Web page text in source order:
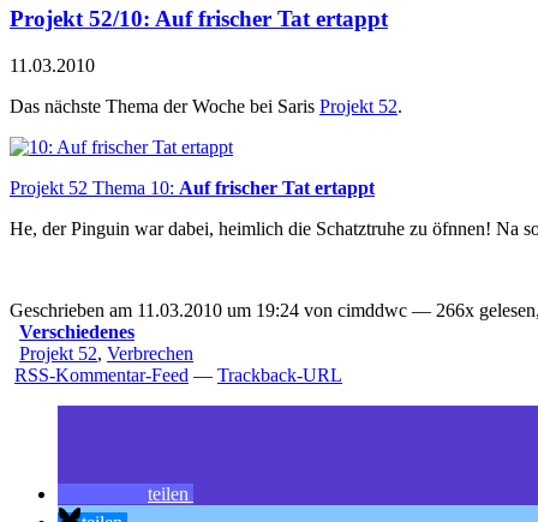
Projekt 52/10: Auf frischer Tat ertappt
11.03.2010
Das nächste Thema der Woche bei Saris Projekt 52.
Projekt 52 Thema 10: Auf frischer Tat ertappt
He, der Pinguin war dabei, heimlich die Schatztruhe zu öfnnen! Na
Geschrieben am 11.03.2010 um 19:24 von cimddwc — 266x
Verschiedenes
Projekt 52, Verbrechen
RSS-Kommentar-Feed — Trackback-URL
teilen